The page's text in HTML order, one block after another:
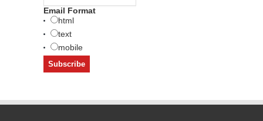
Email Format
html
text
mobile